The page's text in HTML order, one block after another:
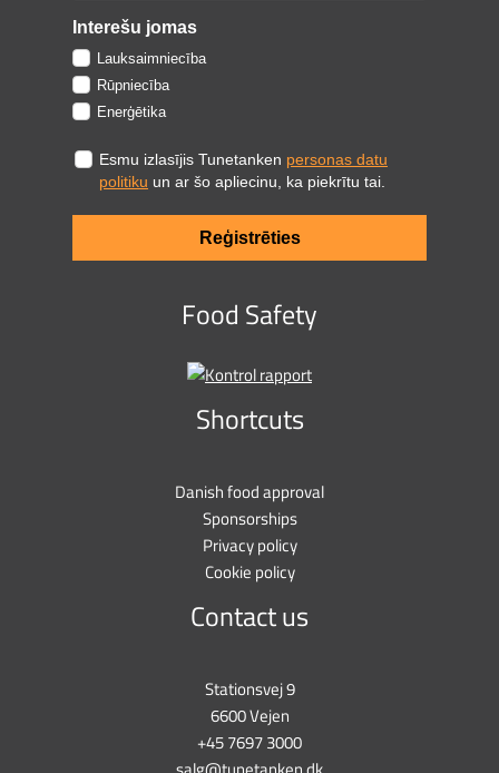
Interešu jomas
Lauksaimniecība
Rūpniecība
Enerģētika
Esmu izlasījis Tunetanken personas datu
politiku un ar šo apliecinu, ka piekrītu tai.
Reģistrēties
Food Safety
Shortcuts
Danish food approval
Sponsorships
Privacy policy
Cookie policy
Contact us
Stationsvej 9
6600 Vejen
+45 7697 3000